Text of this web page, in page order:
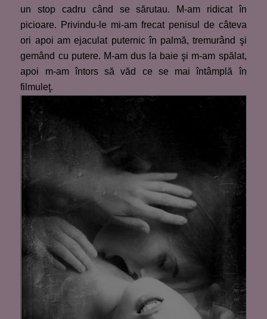
un stop cadru când se sărutau. M-am ridicat în
picioare. Privindu-le mi-am frecat penisul de câteva
ori apoi am ejaculat puternic în palmă, tremurând şi
gemând cu putere. M-am dus la baie şi m-am spălat,
apoi m-am întors să văd ce se mai întâmplă în
filmuleţ.